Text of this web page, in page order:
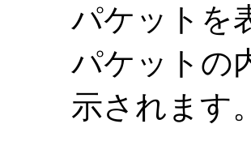
パケットを
パケットの
示されます。